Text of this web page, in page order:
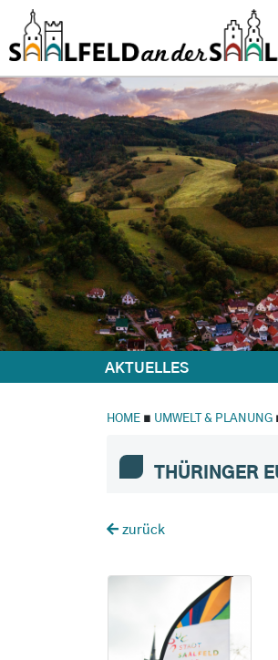
AKTUELLES
HOME ∎ UMWELT & PLANUNG
THÜRINGER
zurück